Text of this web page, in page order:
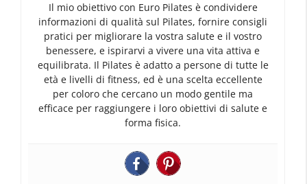
Il mio obiettivo con Euro Pilates è condividere
informazioni di qualità sul Pilates, fornire consigli
pratici per migliorare la vostra salute e il vostro
benessere, e ispirarvi a vivere una vita attiva e
equilibrata. Il Pilates è adatto a persone di tutte le
età e livelli di fitness, ed è una scelta eccellente
per coloro che cercano un modo gentile ma
efficace per raggiungere i loro obiettivi di salute e
forma fisica.